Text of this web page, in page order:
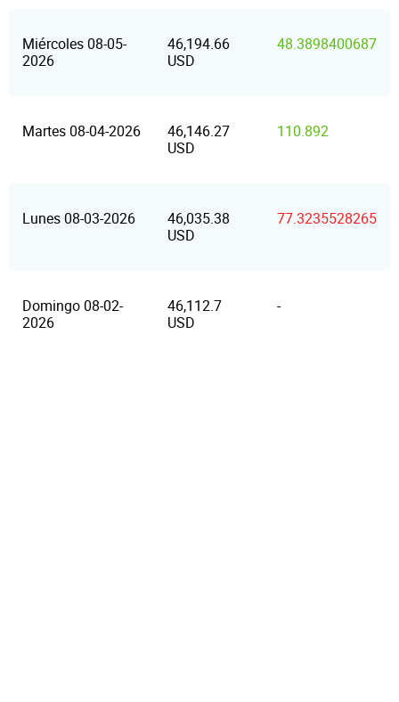
Miércoles 08-05-
2026
46,194.66
USD
48.3898400687
Martes 08-04-2026
46,146.27
USD
110.892
Lunes 08-03-2026
46,035.38
USD
77.3235528265
Domingo 08-02-
2026
46,112.7
USD
-